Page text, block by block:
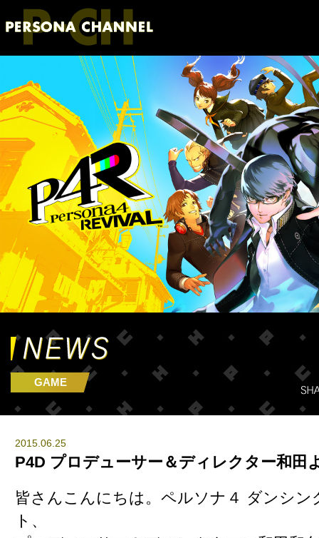
GAME
2015.06.25
P4D プロデューサー＆ディレクター和田
皆さんこんにちは。ペルソナ４ ダンシン
ト、